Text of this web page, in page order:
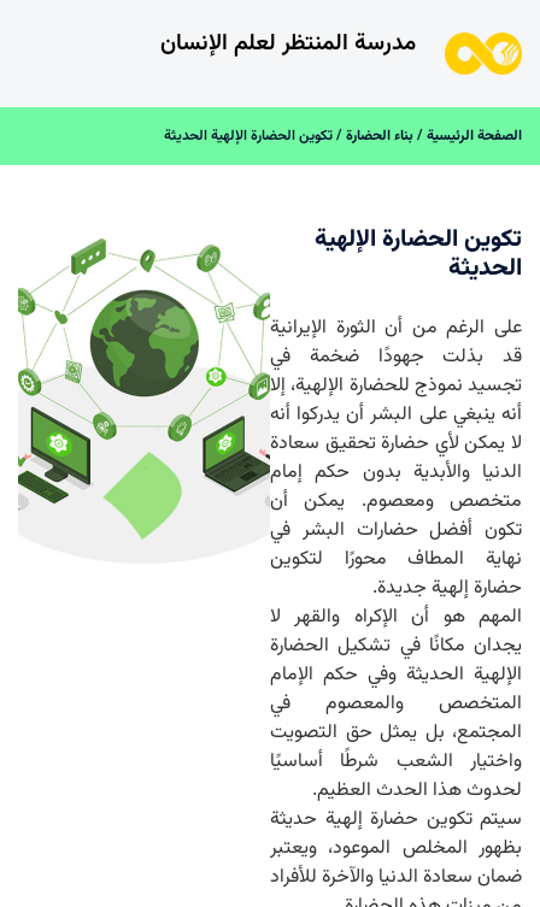
مدرسة المنتظر لعلم الإنسان
الصفحة الرئیسیة/بناء الحضارة/ تكوين الحضارة الإلهية الحديثة
تكوين الحضارة الإلهية
الحديثة
على الرغم من أن الثورة الإيرانية
قد بذلت جهودًا ضخمة في
تجسيد نموذج للحضارة الإلهية، إلا
أنه ينبغي على البشر أن يدركوا أنه
لا يمكن لأي حضارة تحقيق سعادة
الدنيا والأبدية بدون حكم إمام
متخصص ومعصوم. يمكن أن
تكون أفضل حضارات البشر في
نهاية المطاف محورًا لتكوين
حضارة إلهية جديدة.
المهم هو أن الإكراه والقهر لا
يجدان مكانًا في تشكيل الحضارة
الإلهية الحديثة وفي حكم الإمام
المتخصص والمعصوم في
المجتمع، بل يمثل حق التصويت
واختيار الشعب شرطًا أساسيًا
لحدوث هذا الحدث العظيم.
سيتم تكوين حضارة إلهية حديثة
بظهور المخلص الموعود، ويعتبر
ضمان سعادة الدنيا والآخرة للأفراد